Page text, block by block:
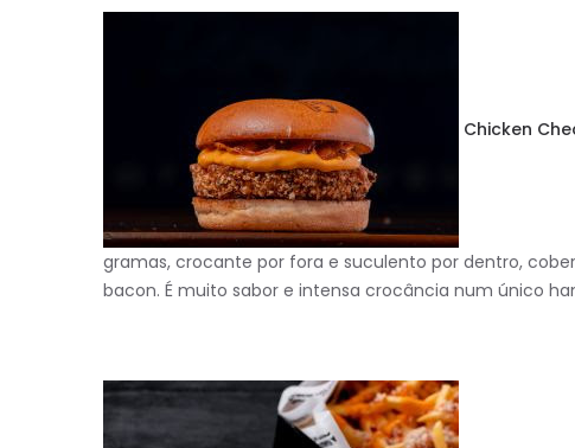
Chicken
gramas, crocante por fora e suculento por dentro,
bacon. É muito sabor e intensa crocância num único